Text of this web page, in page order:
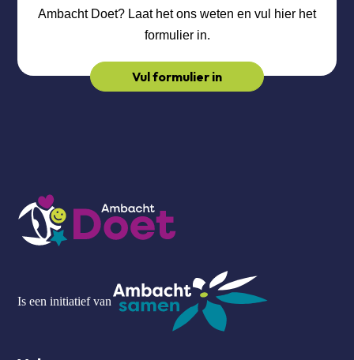
Ambacht Doet? Laat het ons weten en vul hier het
formulier in.
Vul formulier in
Is een initiatief van